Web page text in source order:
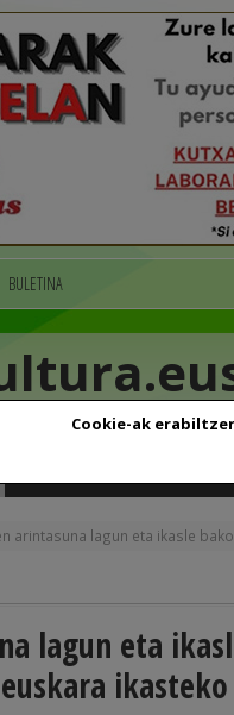
Cookie-ak
BULETINA
arintasuna lagun eta ikasle
lagun eta